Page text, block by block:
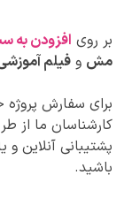
بر روی افزودن به
مش وفیلم
برای سفارش پروژه
کارشناسان ما از
پشتیبانی آنلاین
باشید.